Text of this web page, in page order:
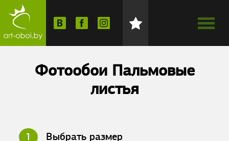
Фотообои Пальмовые
листья
1 Выбрать размер